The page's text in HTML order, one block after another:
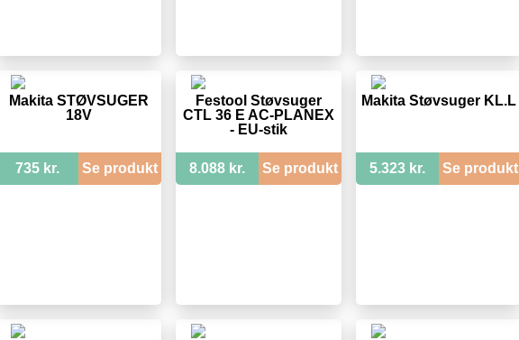
Makita STØVSUGER
18V
735 kr. Se produkt
Festool Støvsuger
CTL 36 E AC-PLANEX
- EU-stik
8.088 kr. Se produkt
Makita Støvsuger KL.L
5.323 kr. Se produkt